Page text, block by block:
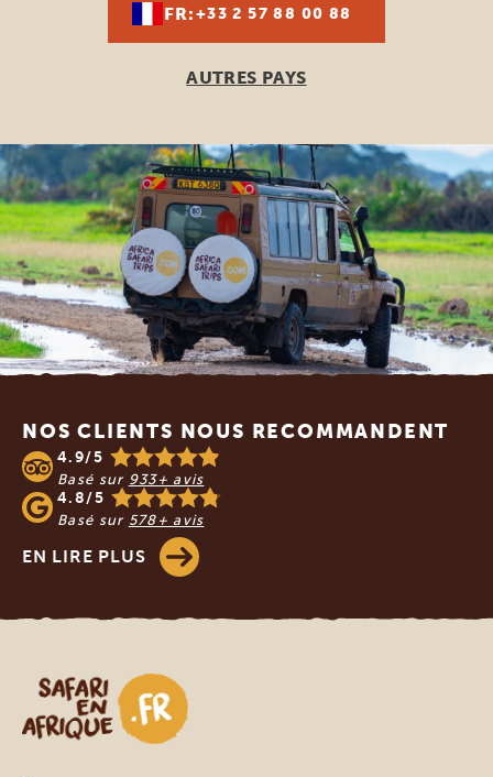
FR:+33 2 57 88 00 88
AUTRES PAYS
Footer
NOS CLIENTS NOUS RECOMMANDENT
4.9/5
Basé sur 933+ avis
4.8/5
Basé sur 578+ avis
EN LIRE PLUS
Safari en Afrique